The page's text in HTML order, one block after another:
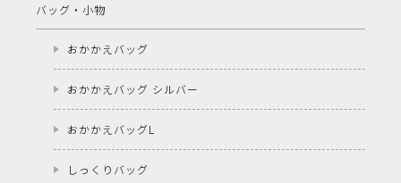
バッグ・小物
おかかえバッグ
おかかえバッグ シルバー
おかかえバッグL
しっくりバッグ